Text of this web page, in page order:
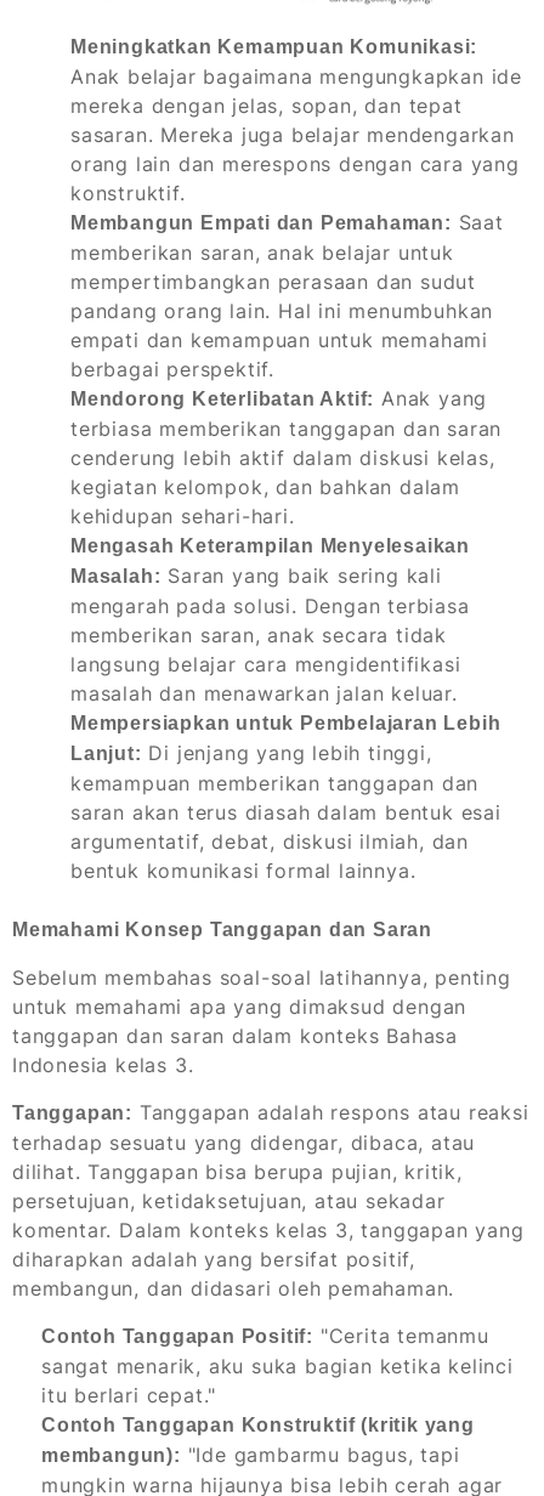
Meningkatkan Kemampuan Komunikasi:
Anak belajar bagaimana mengungkapkan ide
mereka dengan jelas, sopan, dan tepat
sasaran. Mereka juga belajar mendengarkan
orang lain dan merespons dengan cara yang
konstruktif.
Membangun Empati dan Pemahaman: Saat
memberikan saran, anak belajar untuk
mempertimbangkan perasaan dan sudut
pandang orang lain. Hal ini menumbuhkan
empati dan kemampuan untuk memahami
berbagai perspektif.
Mendorong Keterlibatan Aktif: Anak yang
terbiasa memberikan tanggapan dan saran
cenderung lebih aktif dalam diskusi kelas,
kegiatan kelompok, dan bahkan dalam
kehidupan sehari-hari.
Mengasah Keterampilan Menyelesaikan
Masalah: Saran yang baik sering kali
mengarah pada solusi. Dengan terbiasa
memberikan saran, anak secara tidak
langsung belajar cara mengidentifikasi
masalah dan menawarkan jalan keluar.
Mempersiapkan untuk Pembelajaran Lebih
Lanjut: Di jenjang yang lebih tinggi,
kemampuan memberikan tanggapan dan
saran akan terus diasah dalam bentuk esai
argumentatif, debat, diskusi ilmiah, dan
bentuk komunikasi formal lainnya.
Memahami Konsep Tanggapan dan Saran
Sebelum membahas soal-soal latihannya, penting
untuk memahami apa yang dimaksud dengan
tanggapan dan saran dalam konteks Bahasa
Indonesia kelas 3.
Tanggapan: Tanggapan adalah respons atau reaksi
terhadap sesuatu yang didengar, dibaca, atau
dilihat. Tanggapan bisa berupa pujian, kritik,
persetujuan, ketidaksetujuan, atau sekadar
komentar. Dalam konteks kelas 3, tanggapan yang
diharapkan adalah yang bersifat positif,
membangun, dan didasari oleh pemahaman.
Contoh Tanggapan Positif: "Cerita temanmu
sangat menarik, aku suka bagian ketika kelinci
itu berlari cepat."
Contoh Tanggapan Konstruktif (kritik yang
membangun): "Ide gambarmu bagus, tapi
mungkin warna hijaunya bisa lebih cerah agar